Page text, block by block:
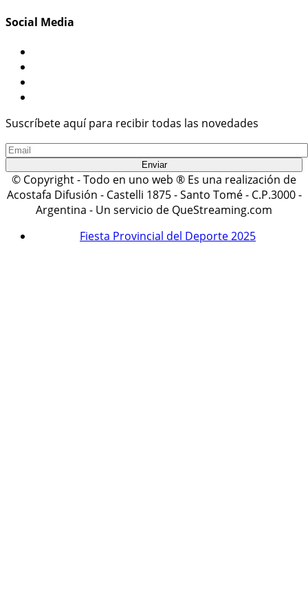
Social Media
Suscríbete aquí para recibir todas las novedades
© Copyright - Todo en uno web ® Es una realización de
Acostafa Difusión - Castelli 1875 - Santo Tomé - C.P.3000 -
Argentina - Un servicio de QueStreaming.com
Fiesta Provincial del Deporte 2025